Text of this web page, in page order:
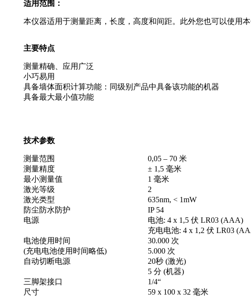
适用范围：
本仪器适用于测量距离，长度，高度和间距。此外您也可以使用
主要特点
测量精确、应用广泛
小巧易用
具备墙体面积计算功能：同级别产品中具备该功能的机器
具备最大最小值功能
技术参数
测量范围
0,05 – 70 米
测量精度
± 1,5 毫米
最小测量值
1 毫米
激光等级
2
激光类型
635nm, < 1mW
防尘防水防护
IP 54
电源
电池: 4 x 1,5 伏 LR03 (AAA)
充电电池: 4 x 1,2 伏 LR03
电池使用时间
30.000 次
(充电电池使用时间略低)
5.000 次
自动切断电源
20秒 (激光)
5 分 (机器)
三脚架接口
1/4“
尺寸
59 x 100 x 32 毫米